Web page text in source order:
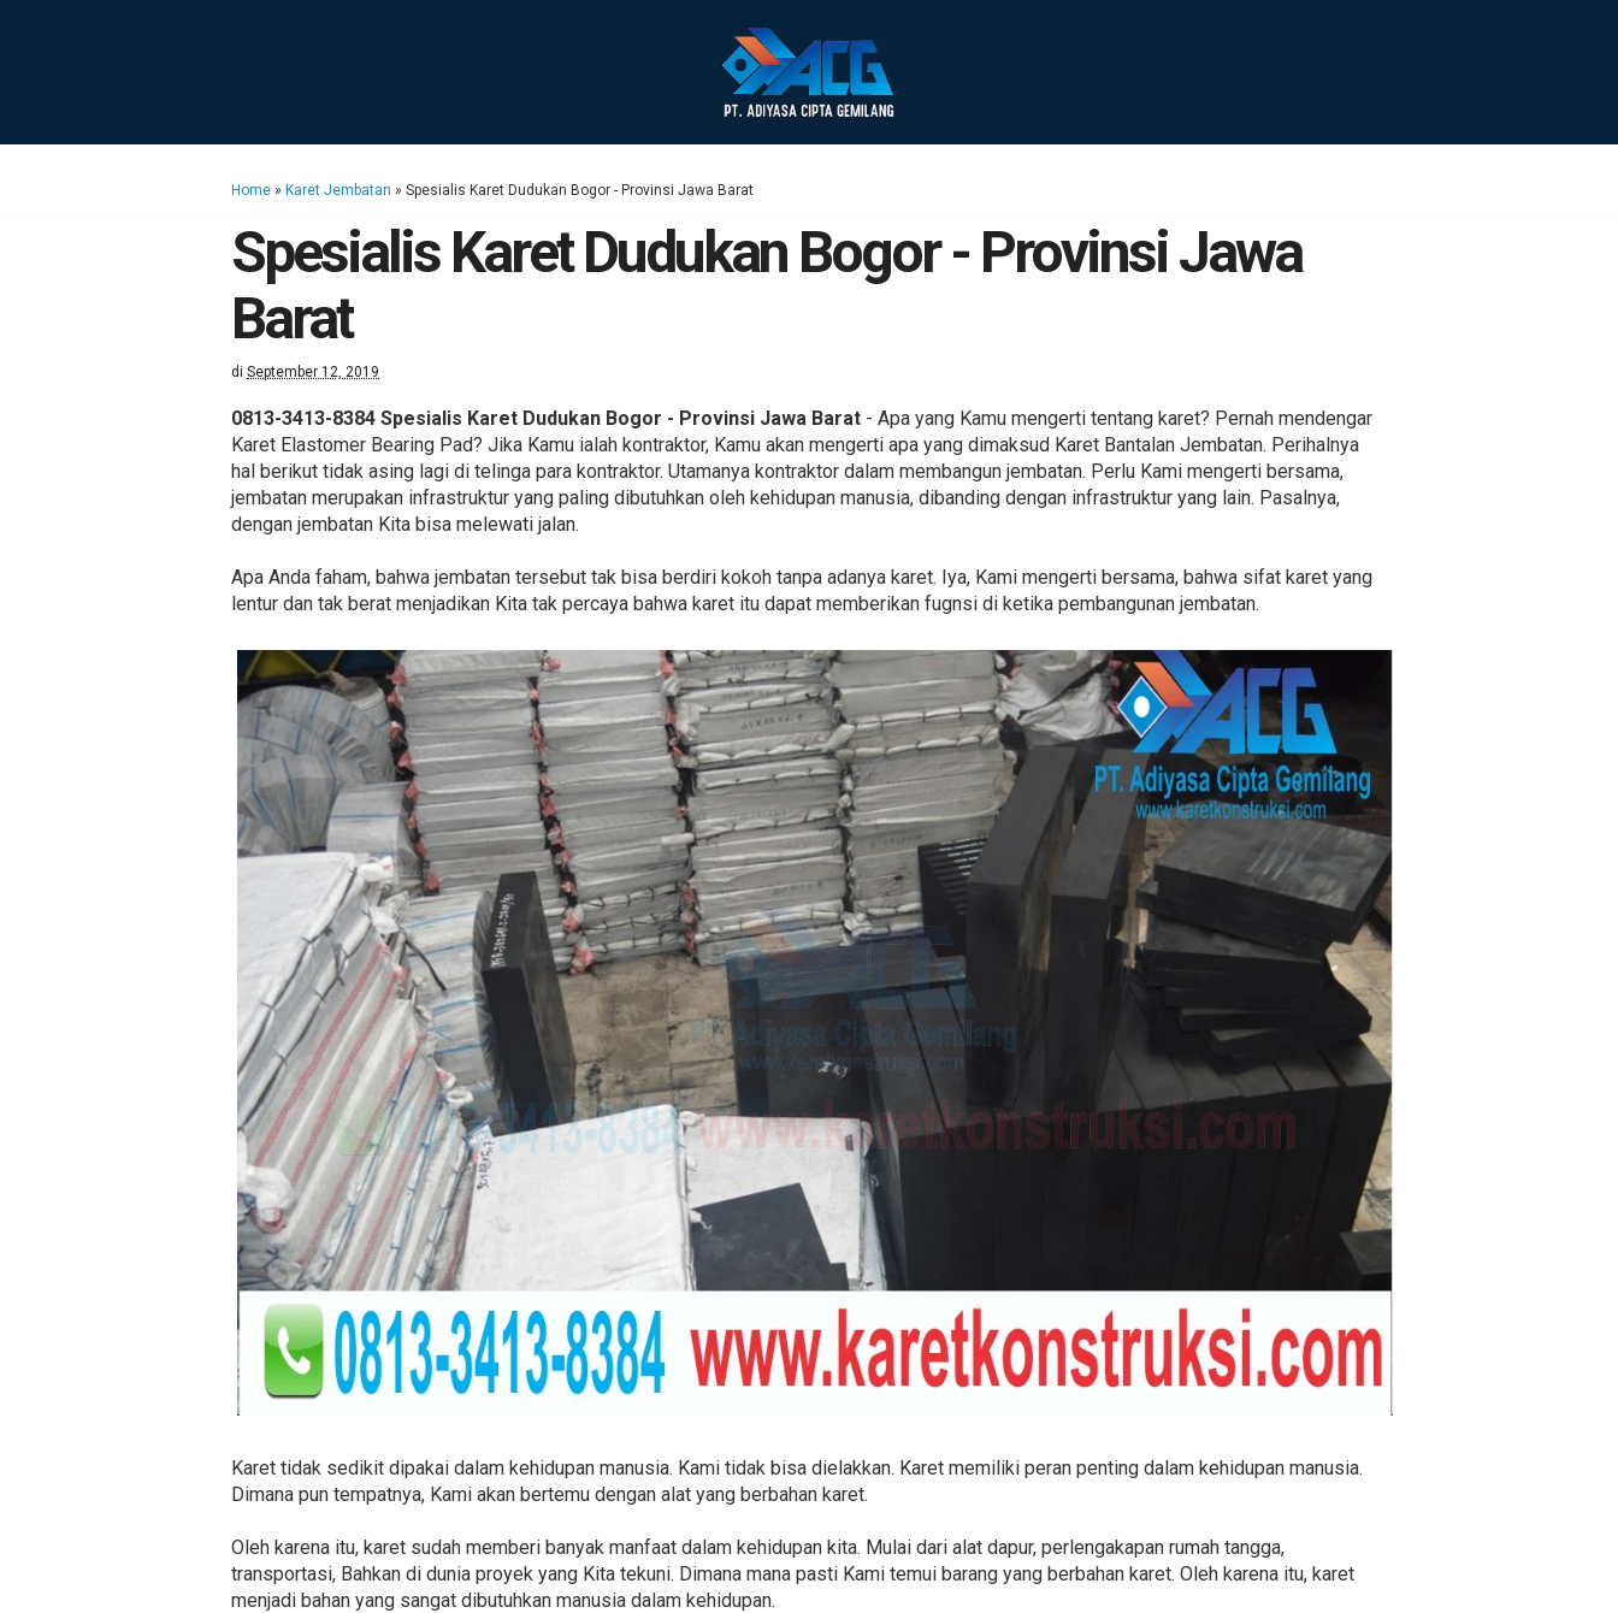
Home » Karet Jembatan » Spesialis Karet Dudukan Bogor - Provinsi Jawa Barat
Spesialis Karet Dudukan Bogor - Provinsi Jawa
Barat
di September 12, 2019
0813-3413-8384 Spesialis Karet Dudukan Bogor - Provinsi Jawa Barat - Apa yang Kamu mengerti tentang karet? Pernah mendengar
Karet Elastomer Bearing Pad? Jika Kamu ialah kontraktor, Kamu akan mengerti apa yang dimaksud Karet Bantalan Jembatan. Perihalnya
hal berikut tidak asing lagi di telinga para kontraktor. Utamanya kontraktor dalam membangun jembatan. Perlu Kami mengerti bersama,
jembatan merupakan infrastruktur yang paling dibutuhkan oleh kehidupan manusia, dibanding dengan infrastruktur yang lain. Pasalnya,
dengan jembatan Kita bisa melewati jalan.
Apa Anda faham, bahwa jembatan tersebut tak bisa berdiri kokoh tanpa adanya karet. Iya, Kami mengerti bersama, bahwa sifat karet yang
lentur dan tak berat menjadikan Kita tak percaya bahwa karet itu dapat memberikan fugnsi di ketika pembangunan jembatan.
Karet tidak sedikit dipakai dalam kehidupan manusia. Kami tidak bisa dielakkan. Karet memiliki peran penting dalam kehidupan manusia.
Dimana pun tempatnya, Kami akan bertemu dengan alat yang berbahan karet.
Oleh karena itu, karet sudah memberi banyak manfaat dalam kehidupan kita. Mulai dari alat dapur, perlengakapan rumah tangga,
transportasi, Bahkan di dunia proyek yang Kita tekuni. Dimana mana pasti Kami temui barang yang berbahan karet. Oleh karena itu, karet
menjadi bahan yang sangat dibutuhkan manusia dalam kehidupan.